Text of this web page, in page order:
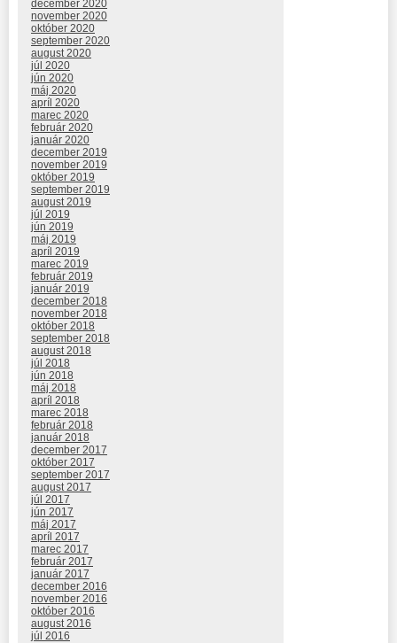
december 2020
november 2020
október 2020
september 2020
august 2020
júl 2020
jún 2020
máj 2020
apríl 2020
marec 2020
február 2020
január 2020
december 2019
november 2019
október 2019
september 2019
august 2019
júl 2019
jún 2019
máj 2019
apríl 2019
marec 2019
február 2019
január 2019
december 2018
november 2018
október 2018
september 2018
august 2018
júl 2018
jún 2018
máj 2018
apríl 2018
marec 2018
február 2018
január 2018
december 2017
október 2017
september 2017
august 2017
júl 2017
jún 2017
máj 2017
apríl 2017
marec 2017
február 2017
január 2017
december 2016
november 2016
október 2016
august 2016
júl 2016